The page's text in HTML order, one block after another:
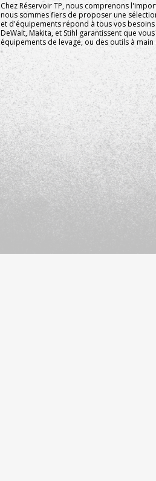
Chez Réservoir TP, nous comprenons
nous sommes fiers de proposer une
et d'équipements répond à tous vos
DeWalt, Makita, et Stihl garantissent que
équipements de levage, ou des outils à